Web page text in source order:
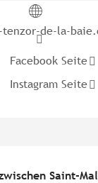
de-la-
Facebook Seite
Instagram Seite
Saint-